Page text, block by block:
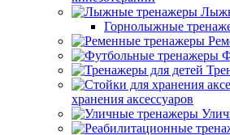
Горнолыжные
хранения аксессуаров